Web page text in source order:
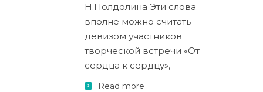
Н.Полдолина Эти слова
вполне можно считать
девизом участников
творческой встречи «От
сердца к сердцу»,
Read more